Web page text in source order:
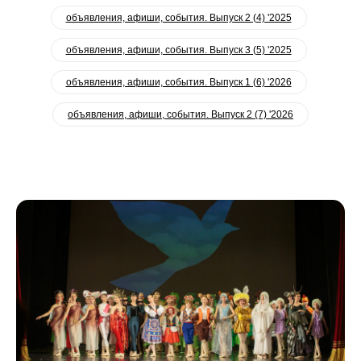
объявления, афиши, события. Выпуск 2 (4) '2025
объявления, афиши, события. Выпуск 3 (5) '2025
объявления, афиши, события. Выпуск 1 (6) '2026
объявления, афиши, события. Выпуск 2 (7) '2026